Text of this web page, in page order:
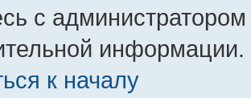
с
информации.
к началу